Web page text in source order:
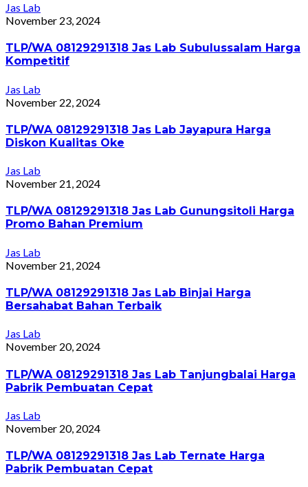
Jas Lab
November 23, 2024
TLP/WA 08129291318 Jas Lab Subulussalam Harga
Kompetitif
Jas Lab
November 22, 2024
TLP/WA 08129291318 Jas Lab Jayapura Harga
Diskon Kualitas Oke
Jas Lab
November 21, 2024
TLP/WA 08129291318 Jas Lab Gunungsitoli Harga
Promo Bahan Premium
Jas Lab
November 21, 2024
TLP/WA 08129291318 Jas Lab Binjai Harga
Bersahabat Bahan Terbaik
Jas Lab
November 20, 2024
TLP/WA 08129291318 Jas Lab Tanjungbalai Harga
Pabrik Pembuatan Cepat
Jas Lab
November 20, 2024
TLP/WA 08129291318 Jas Lab Ternate Harga
Pabrik Pembuatan Cepat